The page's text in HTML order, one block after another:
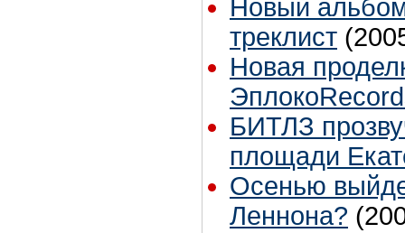
Новый
треклист
Новая
БИТЛЗ
площади
Осенью
Леннона?